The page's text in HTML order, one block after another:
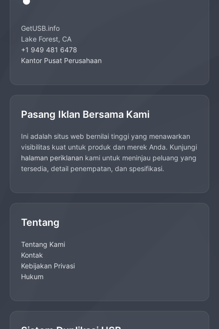
GetUSB.info
Lake Forest, CA
+1 949 481 6478
Kantor Pusat Perusahaan
Pasang Iklan Bersama Kami
Ini adalah situs web bernilai tinggi yang menawarkan
visibilitas kuat untuk produk dan merek Anda. Kunjungi
halaman periklanan kami untuk meninjau peluang yang
tersedia, detail penempatan, dan spesifikasi.
Tentang
Tentang Kami
Kontak
Kebijakan Privasi
Hukum